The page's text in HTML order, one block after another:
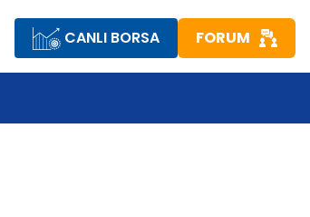
CANLI BORSA FORUM